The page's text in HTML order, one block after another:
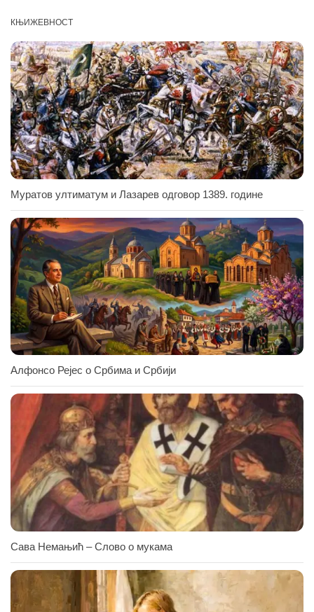
КЊИЖЕВНОСТ
Муратов ултиматум и Лазарев одговор 1389. године
Алфонсо Рејес о Србима и Србији
Сава Немањић – Слово о мукама